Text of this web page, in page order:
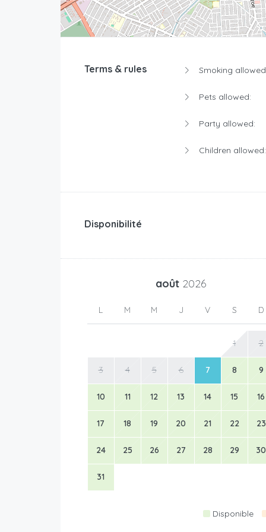
Terms & rules Smoking
Pets allowed:
Party allowed:
Children allowed:
Disponibilité
août 2026
L M M J V S D
1 2
3 4 5 6 7 8 9
10 11 12 13 14 15 16
17 18 19 20 21 22 23
24 25 26 27 28 29 30
31
Disponible